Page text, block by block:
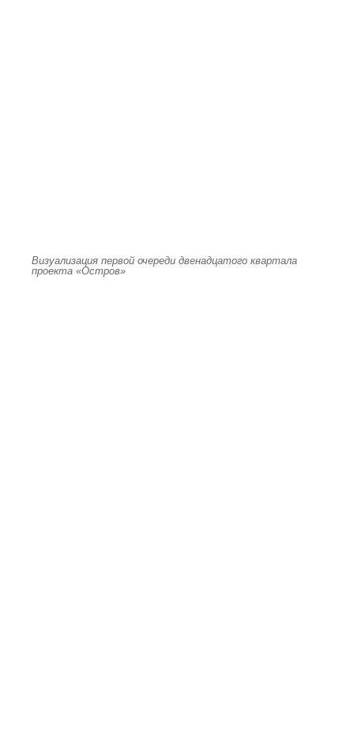
Визуализация первой очереди двенадцатого квартала
проекта «Остров»